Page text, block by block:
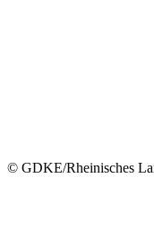
© GDKE/Rheinisches